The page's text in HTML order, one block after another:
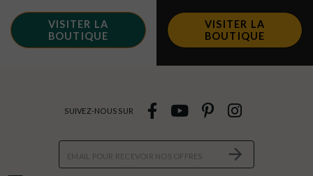
VISITER LA
BOUTIQUE
VISITER LA
BOUTIQUE
SUIVEZ-NOUS SUR